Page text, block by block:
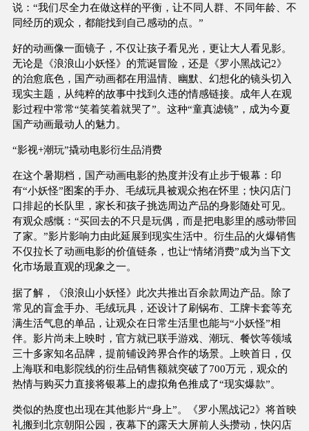
说：“我们尽全力在做这样的平衡，让不同人群、不同年龄、不
同经历的观众，都能找到自己感动的点。”
好的动画像一面镜子，不仅让孩子看见光，更让大人看见影。
无论是《浪浪山小妖怪》的荒诞冒险，还是《罗小黑战记2》
的治愈底色，国产动画都在用温情、幽默、幻想化的镜头切入
现实主题，从纯粹的故事中找到久违的情感链接。成年人在观
影过程中常常“笑着笑着就哭了”。这种“童真滤镜”，成为今夏
国产动画最动人的魅力。
“影视+潮玩”撬动电影衍生品消费
在这个暑期档，国产动画电影的热度并没有止步于银幕：印
有“小妖怪”图案的手办、毛绒玩具被观众抱在怀里；快闪店门
口排起的长队里，家长和孩子挑选周边产品的身影随处可见。
有观众感慨：“买回去的不只是玩偶，而是把电影里的感动带回
了家。”影片影响力由此延展到现实生活中。衍生品的火爆销售
不仅拉长了动画电影的价值链条，也让“情绪消费”成为当下文
化市场最直观的现象之一。
据了解，《浪浪山小妖怪》此次共推出百余款周边产品。除了
常见的盲盒手办、毛绒玩具，还设计了刷锅布、工牌卡套等充
满生活气息的单品，让观众在日常生活里也能与“小妖怪”相
伴。影片尚未上映时，官方就已联手游戏、潮玩、餐饮等领域
三十多家知名品牌，提前铺设跨界合作的场景。上映首日，仅
上海联和电影院线的衍生品销售额就突破了700万元，观众的
热情与购买力直接将银幕上的虚拟角色推成了“现实爆款”。
类似的热度也出现在其他影片“身上”。《罗小黑战记2》将首映
礼搬到北京朝阳公园，夜幕下的露天大屏前人头攒动，快闪店